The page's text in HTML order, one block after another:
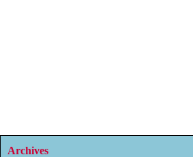
Archives